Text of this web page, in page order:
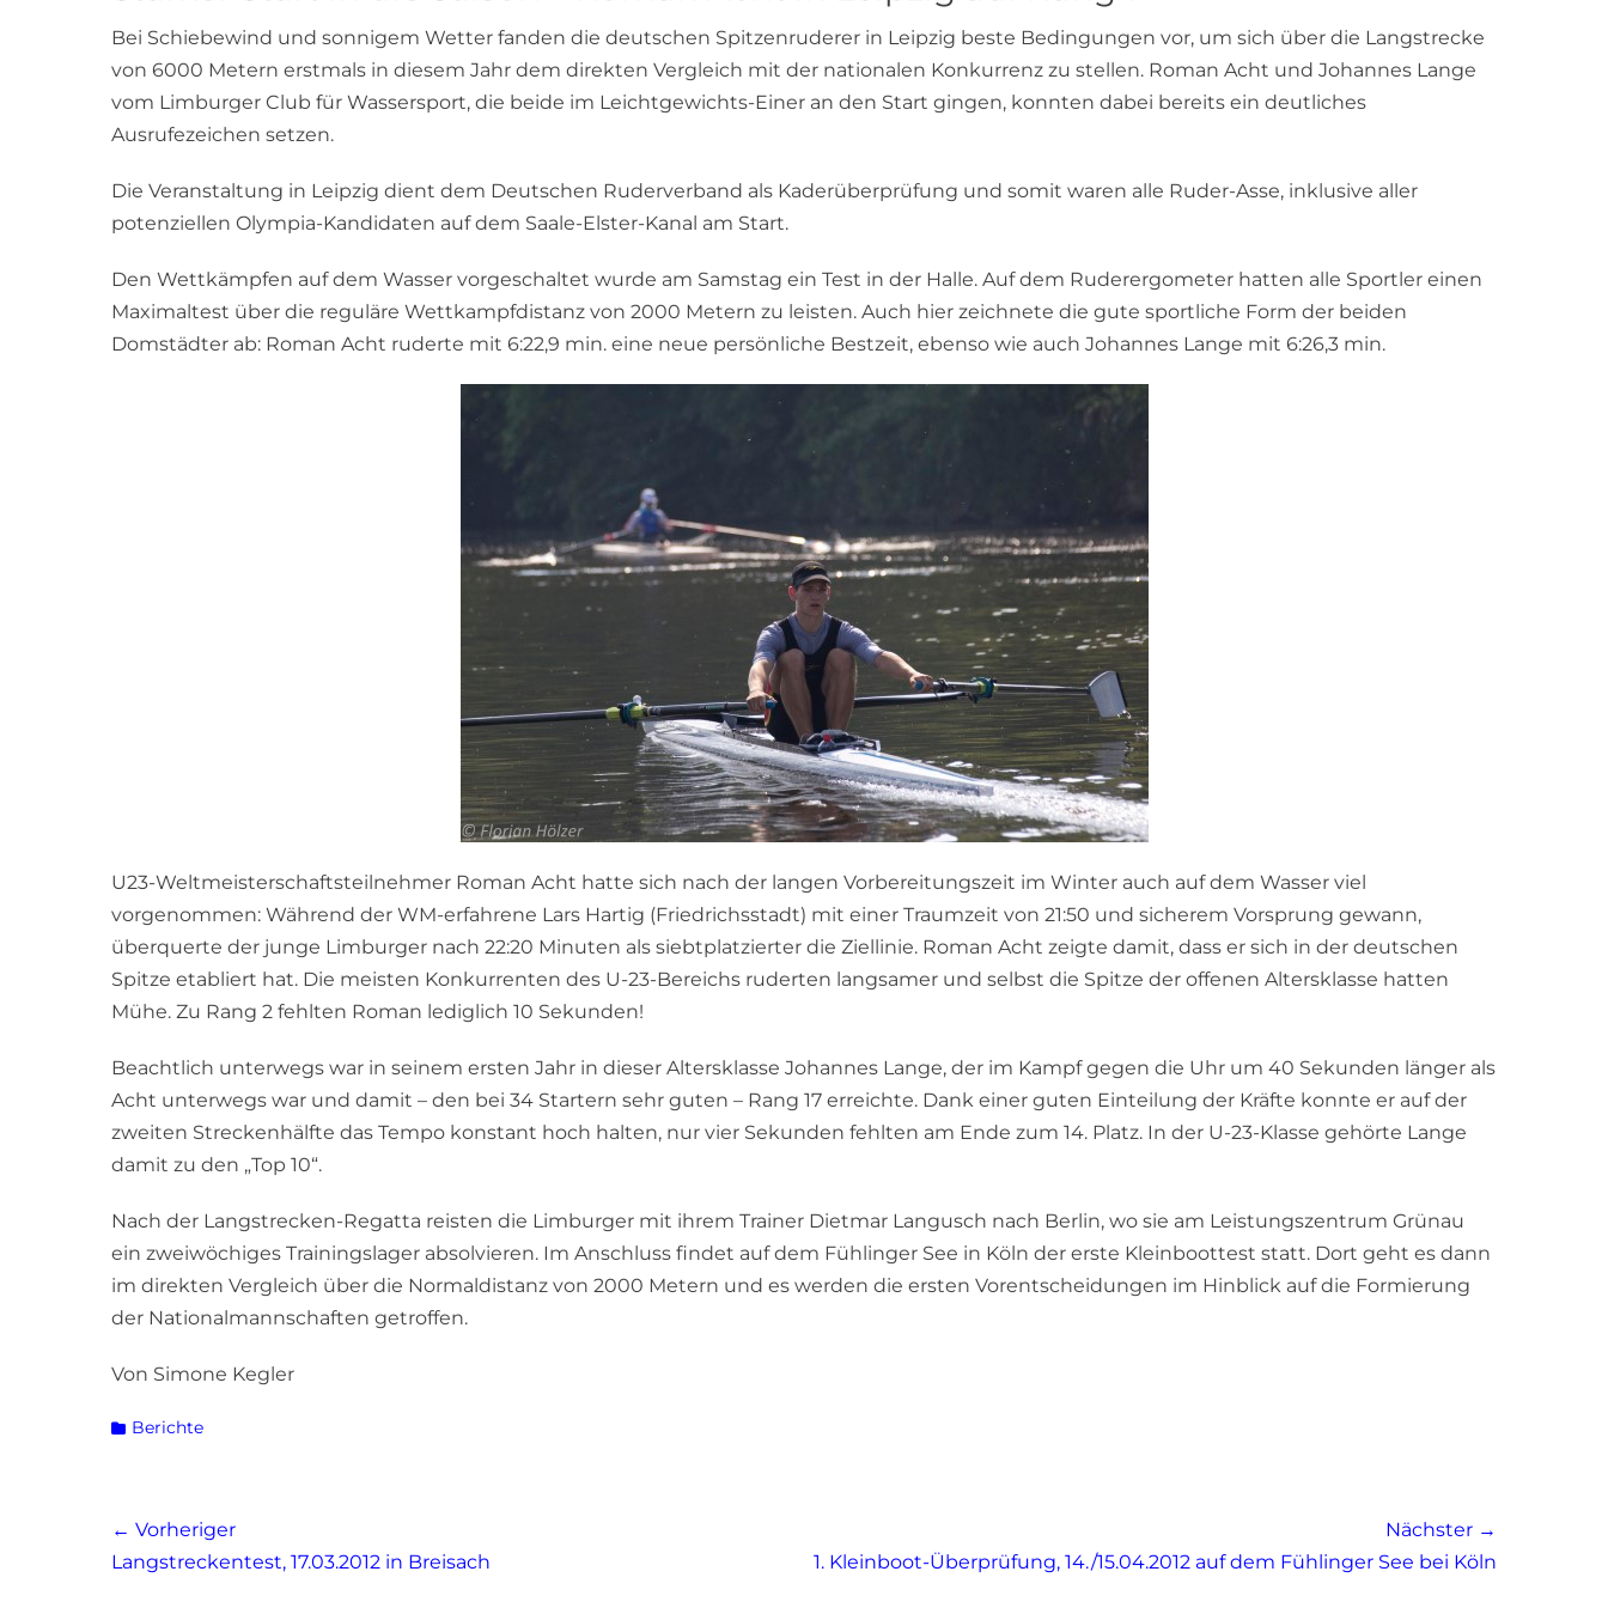
Bei Schiebewind und sonnigem Wetter fanden die deutschen Spitzenruderer in Leipzig beste Bedingungen vor, um sich über die Langstrecke
von 6000 Metern erstmals in diesem Jahr dem direkten Vergleich mit der nationalen Konkurrenz zu stellen. Roman Acht und Johannes Lange
vom Limburger Club für Wassersport, die beide im Leichtgewichts-Einer an den Start gingen, konnten dabei bereits ein deutliches
Ausrufezeichen setzen.
Die Veranstaltung in Leipzig dient dem Deutschen Ruderverband als Kaderüberprüfung und somit waren alle Ruder-Asse, inklusive aller
potenziellen Olympia-Kandidaten auf dem Saale-Elster-Kanal am Start.
Den Wettkämpfen auf dem Wasser vorgeschaltet wurde am Samstag ein Test in der Halle. Auf dem Ruderergometer hatten alle Sportler einen
Maximaltest über die reguläre Wettkampfdistanz von 2000 Metern zu leisten. Auch hier zeichnete die gute sportliche Form der beiden
Domstädter ab: Roman Acht ruderte mit 6:22,9 min. eine neue persönliche Bestzeit, ebenso wie auch Johannes Lange mit 6:26,3 min.
U23-Weltmeisterschaftsteilnehmer Roman Acht hatte sich nach der langen Vorbereitungszeit im Winter auch auf dem Wasser viel
vorgenommen: Während der WM-erfahrene Lars Hartig (Friedrichsstadt) mit einer Traumzeit von 21:50 und sicherem Vorsprung gewann,
überquerte der junge Limburger nach 22:20 Minuten als siebtplatzierter die Ziellinie. Roman Acht zeigte damit, dass er sich in der deutschen
Spitze etabliert hat. Die meisten Konkurrenten des U-23-Bereichs ruderten langsamer und selbst die Spitze der offenen Altersklasse hatten
Mühe. Zu Rang 2 fehlten Roman lediglich 10 Sekunden!
Beachtlich unterwegs war in seinem ersten Jahr in dieser Altersklasse Johannes Lange, der im Kampf gegen die Uhr um 40 Sekunden länger als
Acht unterwegs war und damit – den bei 34 Startern sehr guten – Rang 17 erreichte. Dank einer guten Einteilung der Kräfte konnte er auf der
zweiten Streckenhälfte das Tempo konstant hoch halten, nur vier Sekunden fehlten am Ende zum 14. Platz. In der U-23-Klasse gehörte Lange
damit zu den „Top 10“.
Nach der Langstrecken-Regatta reisten die Limburger mit ihrem Trainer Dietmar Langusch nach Berlin, wo sie am Leistungszentrum Grünau
ein zweiwöchiges Trainingslager absolvieren. Im Anschluss findet auf dem Fühlinger See in Köln der erste Kleinboottest statt. Dort geht es dann
im direkten Vergleich über die Normaldistanz von 2000 Metern und es werden die ersten Vorentscheidungen im Hinblick auf die Formierung
der Nationalmannschaften getroffen.
Von Simone Kegler
Kategorien
Berichte
Beitragsnavigation
← Vorheriger
Vorheriger
Langstreckentest, 17.03.2012 in Breisach
Nächster →
Nächster
1. Kleinboot-Überprüfung, 14./15.04.2012 auf dem Fühlinger See bei Köln